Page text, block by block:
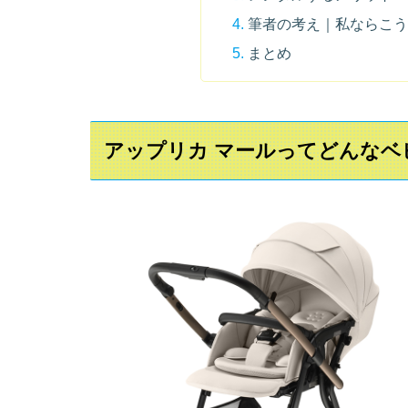
筆者の考え｜私ならこう
まとめ
アップリカ マールってどんなベ